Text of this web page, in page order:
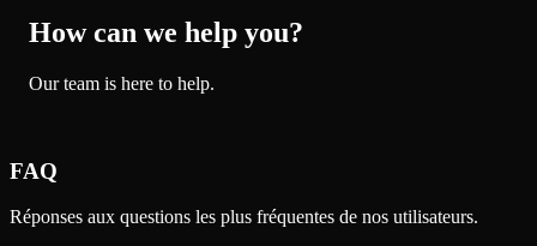
How can we help you?
Our team is here to help.
FAQ
Réponses aux questions les plus fréquentes de nos utilisateurs.